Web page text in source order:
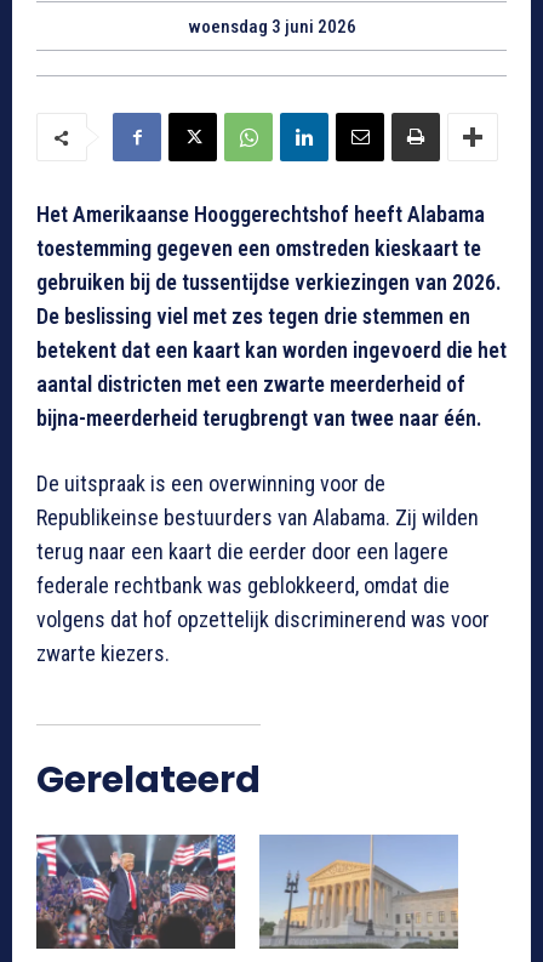
woensdag 3 juni 2026
Het Amerikaanse Hooggerechtshof heeft Alabama
toestemming gegeven een omstreden kieskaart te
gebruiken bij de tussentijdse verkiezingen van 2026.
De beslissing viel met zes tegen drie stemmen en
betekent dat een kaart kan worden ingevoerd die het
aantal districten met een zwarte meerderheid of
bijna-meerderheid terugbrengt van twee naar één.
De uitspraak is een overwinning voor de
Republikeinse bestuurders van Alabama. Zij wilden
terug naar een kaart die eerder door een lagere
federale rechtbank was geblokkeerd, omdat die
volgens dat hof opzettelijk discriminerend was voor
zwarte kiezers.
Gerelateerd